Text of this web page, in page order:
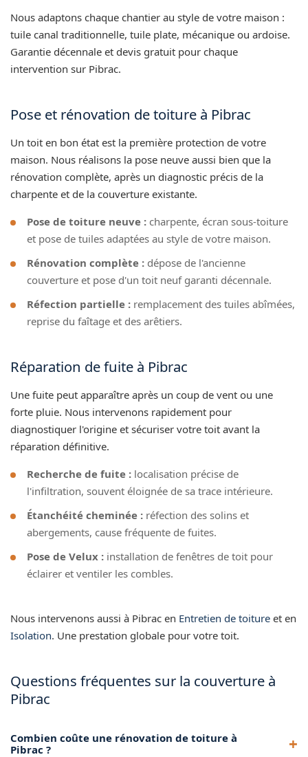
Nous adaptons chaque chantier au style de votre maison :
tuile canal traditionnelle, tuile plate, mécanique ou ardoise.
Garantie décennale et devis gratuit pour chaque
intervention sur Pibrac.
Pose et rénovation de toiture à Pibrac
Un toit en bon état est la première protection de votre
maison. Nous réalisons la pose neuve aussi bien que la
rénovation complète, après un diagnostic précis de la
charpente et de la couverture existante.
Pose de toiture neuve : charpente, écran sous-toiture
et pose de tuiles adaptées au style de votre maison.
Rénovation complète : dépose de l'ancienne
couverture et pose d'un toit neuf garanti décennale.
Réfection partielle : remplacement des tuiles abîmées,
reprise du faîtage et des arêtiers.
Réparation de fuite à Pibrac
Une fuite peut apparaître après un coup de vent ou une
forte pluie. Nous intervenons rapidement pour
diagnostiquer l'origine et sécuriser votre toit avant la
réparation définitive.
Recherche de fuite : localisation précise de
l'infiltration, souvent éloignée de sa trace intérieure.
Étanchéité cheminée : réfection des solins et
abergements, cause fréquente de fuites.
Pose de Velux : installation de fenêtres de toit pour
éclairer et ventiler les combles.
Nous intervenons aussi à Pibrac en Entretien de toiture et en
Isolation. Une prestation globale pour votre toit.
Questions fréquentes sur la couverture à
Pibrac
Combien coûte une rénovation de toiture à
Pibrac ?